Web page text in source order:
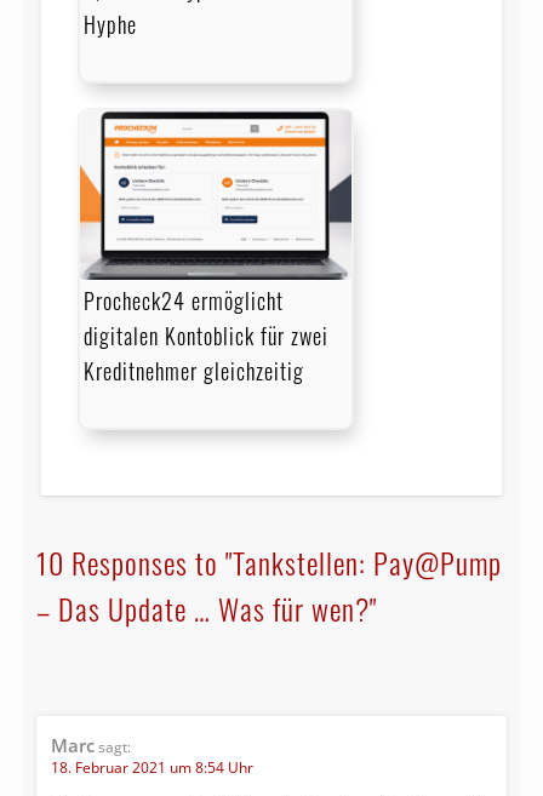
Hyphe
Procheck24 ermöglicht
digitalen Kontoblick für zwei
Kreditnehmer gleichzeitig
10 Responses to "Tankstellen: Pay@Pump
– Das Update … Was für wen?"
Marcsagt:
18. Februar 2021 um 8:54 Uhr